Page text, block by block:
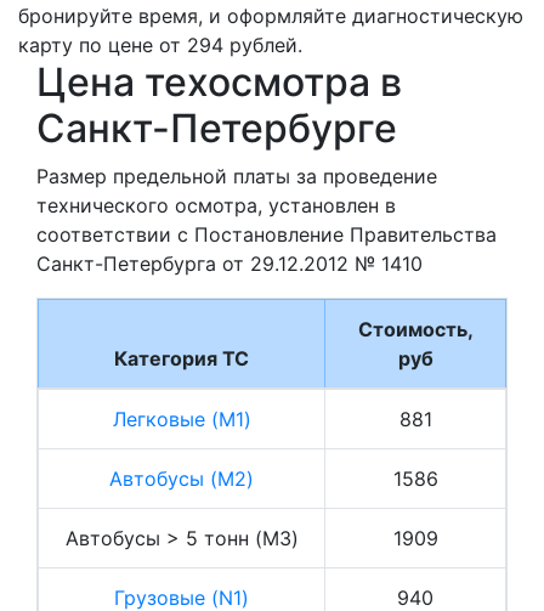
бронируйте время, и оформляйте диагностическую
карту по цене от 294 рублей.
Цена техосмотра в
Санкт-Петербурге
Размер предельной платы за проведение
технического осмотра, установлен в
соответствии с Постановление Правительства
Санкт-Петербурга от 29.12.2012 № 1410
Категория ТС
Стоимость,
руб
Легковые (M1) 881
Автобусы (M2) 1586
Автобусы > 5 тонн (M3) 1909
Грузовые (N1) 940